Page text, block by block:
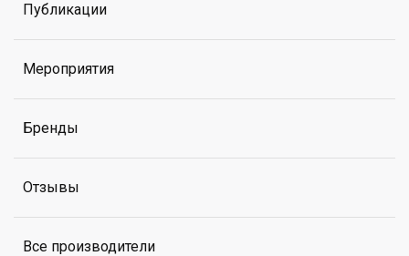
Публикации
Мероприятия
Бренды
Отзывы
Все производители